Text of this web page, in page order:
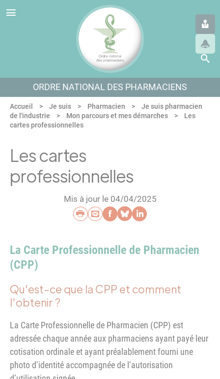
Aller au menu
Aller au contenu
Aller en bas de page
ORDRE NATIONAL DES PHARMACIENS
Accueil Je suis Pharmacien
Je suis pharmacien
de l'industrie
Mon parcours et mes démarches
Les
cartes professionnelles
Les cartes
professionnelles
Mis à jour le 04/04/2025
Imprimer
Envoyer par e-mail
Partager sur
Partager sur
Partager sur
La Carte Professionnelle de Pharmacien
(CPP)
Qu'est-ce que la CPP et comment
l’obtenir ?
La Carte Professionnelle de Pharmacien (CPP) est
adressée chaque année aux pharmaciens ayant payé leur
cotisation ordinale et ayant préalablement fourni une
photo d’identité accompagnée de l’autorisation
Panneau de gestion des cookies